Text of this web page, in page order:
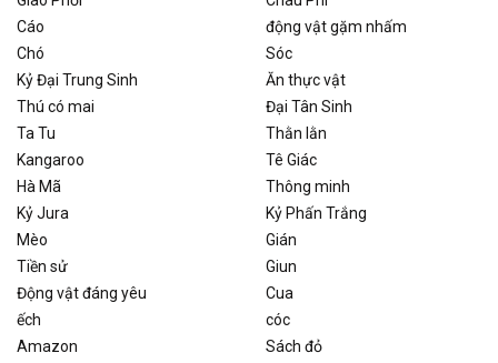
Cáo
động vật gặm nhấm
Chó
Sóc
Kỷ Đại Trung Sinh
Ăn thực vật
Thú có mai
Đại Tân Sinh
Ta Tu
Thằn lằn
Kangaroo
Tê Giác
Hà Mã
Thông minh
Kỷ Jura
Kỷ Phấn Trắng
Mèo
Gián
Tiền sử
Giun
Động vật đáng yêu
Cua
ếch
cóc
Amazon
Sách đỏ